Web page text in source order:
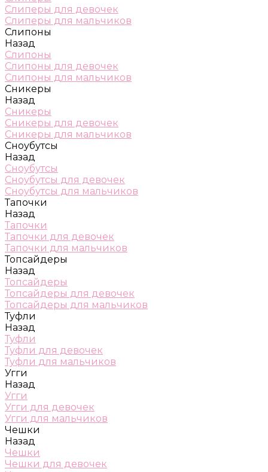
Слиперы для девочек
Слиперы для мальчиков
Слипоны
Назад
Слипоны
Слипоны для девочек
Слипоны для мальчиков
Сникеры
Назад
Сникеры
Сникеры для девочек
Сникеры для мальчиков
Сноубутсы
Назад
Сноубутсы
Сноубутсы для девочек
Сноубутсы для мальчиков
Тапочки
Назад
Тапочки
Тапочки для девочек
Тапочки для мальчиков
Топсайдеры
Назад
Топсайдеры
Топсайдеры для девочек
Топсайдеры для мальчиков
Туфли
Назад
Туфли
Туфли для девочек
Туфли для мальчиков
Угги
Назад
Угги
Угги для девочек
Угги для мальчиков
Чешки
Назад
Чешки
Чешки для девочек